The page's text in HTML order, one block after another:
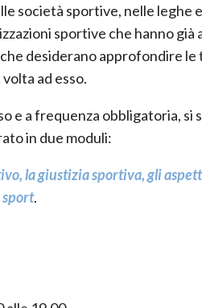
società sportive, nelle leghe
sportive che hanno
desiderano approfondire
ad esso.
e a frequenza obbligatoria, si
in due moduli:
la giustizia sportiva, gli
sport.